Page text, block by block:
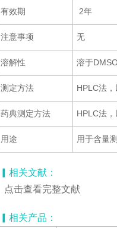
2年
无
有效期
注意事项
溶解性 溶于
测定方法 HPLC法
药典测定方法 HPLC法
用途 用于含量
▎相关文献：
点击查看完整文献
▎相关产品：